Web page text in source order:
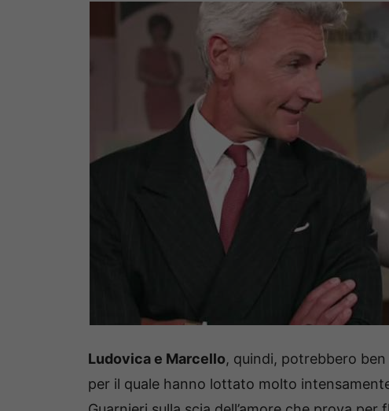
Ludovica e Marcello, quindi, potrebbero
per il quale hanno lottato molto